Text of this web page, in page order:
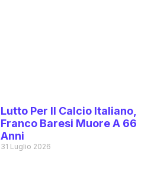
Lutto Per Il Calcio Italiano,
Franco Baresi Muore A 66
Anni
31 Luglio 2026